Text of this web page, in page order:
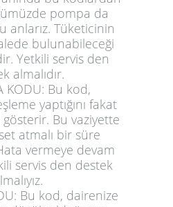
pompa da
anlarız. Tüketicinin
bulunabileceği
Yetkili servis den
almalıdır.
KODU: Bu kod,
yaptığını fakat
gösterir. Bu vaziyette
atmalı bir süre
vermeye devam
servis den destek
Bu kod, dairenize